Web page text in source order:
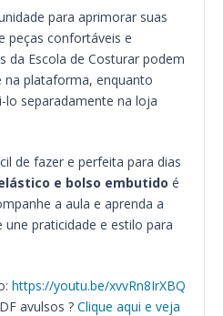
para aprimorar suas
peças confortáveis e
da Escola de Costurar podem
plataforma, enquanto
lo separadamente na loja
de fazer e perfeita para dias
e bolso embutido é
a aula e aprenda a
praticidade e estilo para
https://youtu.be/xvvRn8IrXBQ
avulsos ? Clique aqui e veja